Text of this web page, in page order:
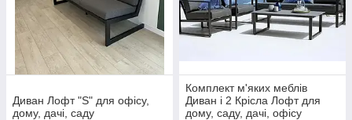
Диван Лофт "S" для офісу,
дому, дачі, саду
Комплект м'яких меблів
Диван і 2 Крісла Лофт для
дому, саду, дачі, офісу